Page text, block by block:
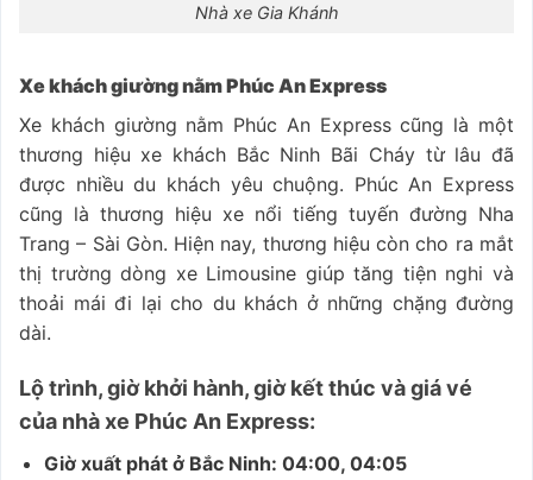
Nhà xe Gia Khánh
Xe khách giường nằm Phúc An Express
Xe khách giường nằm Phúc An Express cũng là một
thương hiệu xe khách Bắc Ninh Bãi Cháy từ lâu đã
được nhiều du khách yêu chuộng. Phúc An Express
cũng là thương hiệu xe nổi tiếng tuyến đường Nha
Trang – Sài Gòn. Hiện nay, thương hiệu còn cho ra mắt
thị trường dòng xe Limousine giúp tăng tiện nghi và
thoải mái đi lại cho du khách ở những chặng đường
dài.
Lộ trình, giờ khởi hành, giờ kết thúc và giá vé
của nhà xe Phúc An Express:
Giờ xuất phát ở Bắc Ninh: 04:00, 04:05